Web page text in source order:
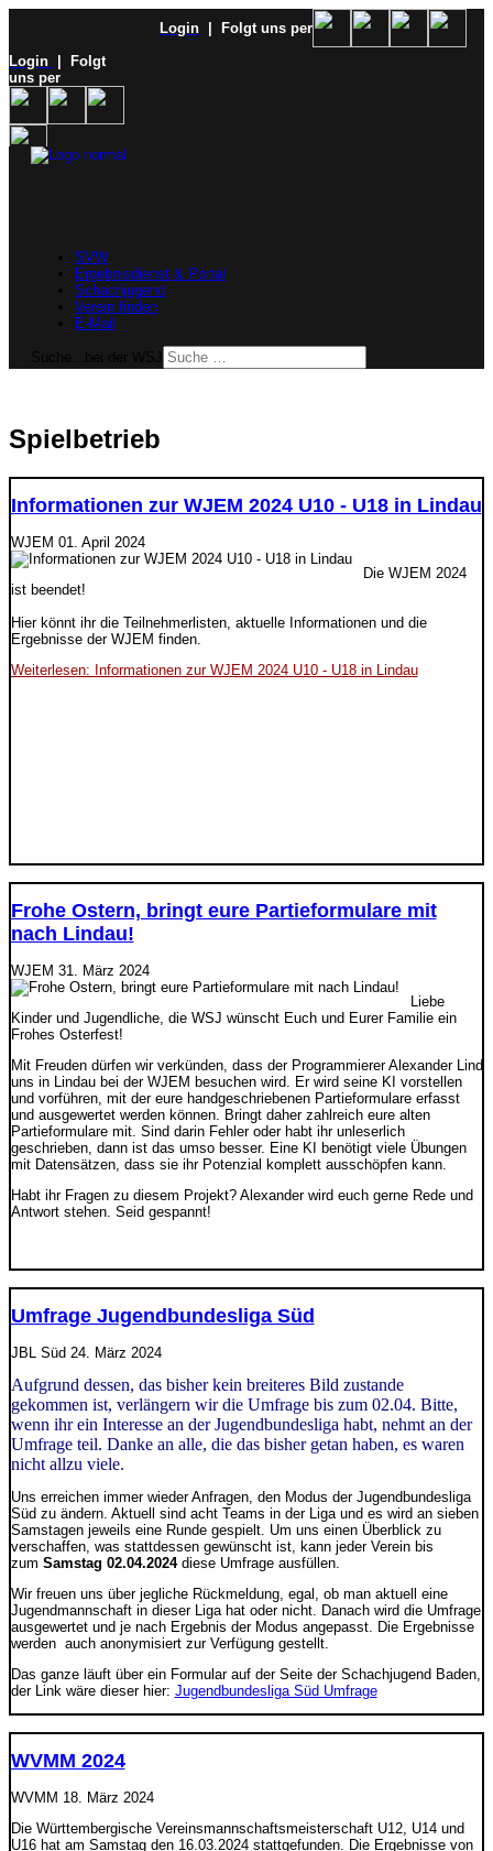
Login
| Folgt uns per
Login
| Folgt
uns per
SVW
Ergebnisdienst & Portal
Schachjugend
Verein finden
E-Mail
Spielbetrieb
Informationen zur WJEM 2024 U10 - U18 in Lindau
WJEM 01. April 2024
Die WJEM 2024
ist beendet!
Hier könnt ihr die Teilnehmerlisten, aktuelle Informationen und die
Ergebnisse der WJEM finden.
Weiterlesen: Informationen zur WJEM 2024 U10 - U18 in Lindau
Frohe Ostern, bringt eure Partieformulare mit
nach Lindau!
WJEM 31. März 2024
Liebe
Kinder und Jugendliche, die WSJ wünscht Euch und Eurer Familie ein
Frohes Osterfest!
Mit Freuden dürfen wir verkünden, dass der Programmierer Alexander Lind
uns in Lindau bei der WJEM besuchen wird. Er wird seine KI vorstellen
und vorführen, mit der eure handgeschriebenen Partieformulare erfasst
und ausgewertet werden können. Bringt daher zahlreich eure alten
Partieformulare mit. Sind darin Fehler oder habt ihr unleserlich
geschrieben, dann ist das umso besser. Eine KI benötigt viele Übungen
mit Datensätzen, dass sie ihr Potenzial komplett ausschöpfen kann.
Habt ihr Fragen zu diesem Projekt? Alexander wird euch gerne Rede und
Antwort stehen. Seid gespannt!
Umfrage Jugendbundesliga Süd
JBL Süd 24. März 2024
Aufgrund dessen, das bisher kein breiteres Bild zustande
gekommen ist, verlängern wir die Umfrage bis zum 02.04. Bitte,
wenn ihr ein Interesse an der Jugendbundesliga habt, nehmt an der
Umfrage teil. Danke an alle, die das bisher getan haben, es waren
nicht allzu viele.
Uns erreichen immer wieder Anfragen, den Modus der Jugendbundesliga
Süd zu ändern. Aktuell sind acht Teams in der Liga und es wird an sieben
Samstagen jeweils eine Runde gespielt. Um uns einen Überblick zu
verschaffen, was stattdessen gewünscht ist, kann jeder Verein bis
zum Samstag 02.04.2024diese Umfrage ausfüllen.
Wir freuen uns über jegliche Rückmeldung, egal, ob man aktuell eine
Jugendmannschaft in dieser Liga hat oder nicht. Danach wird die Umfrage
ausgewertet und je nach Ergebnis der Modus angepasst. Die Ergebnisse
werden auch anonymisiert zur Verfügung gestellt.
Das ganze läuft über ein Formular auf der Seite der Schachjugend Baden,
der Link wäre dieser hier: Jugendbundesliga Süd Umfrage
WVMM 2024
WVMM 18. März 2024
Die Württembergische Vereinsmannschaftsmeisterschaft U12, U14 und
U16 hat am Samstag den 16.03.2024 stattgefunden. Die Ergebnisse von